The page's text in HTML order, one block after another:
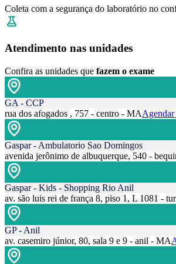
Coleta com a segurança do laboratório no
Atendimento nas unidades
Confira as unidades que fazem o exame
GA - CCP
rua dos afogados , 757 - centro - MAAgendar
Gaspar - Ambulatorio Sao Domingos
avenida jerônimo de albuquerque, 540 -
Gaspar - Kids - Shopping Rio Anil
av. são luis rei de frança 8, piso 1, L 1081 -
GP - Anil
av. casemiro júnior, 80, sala 9 e 9 - anil - MA